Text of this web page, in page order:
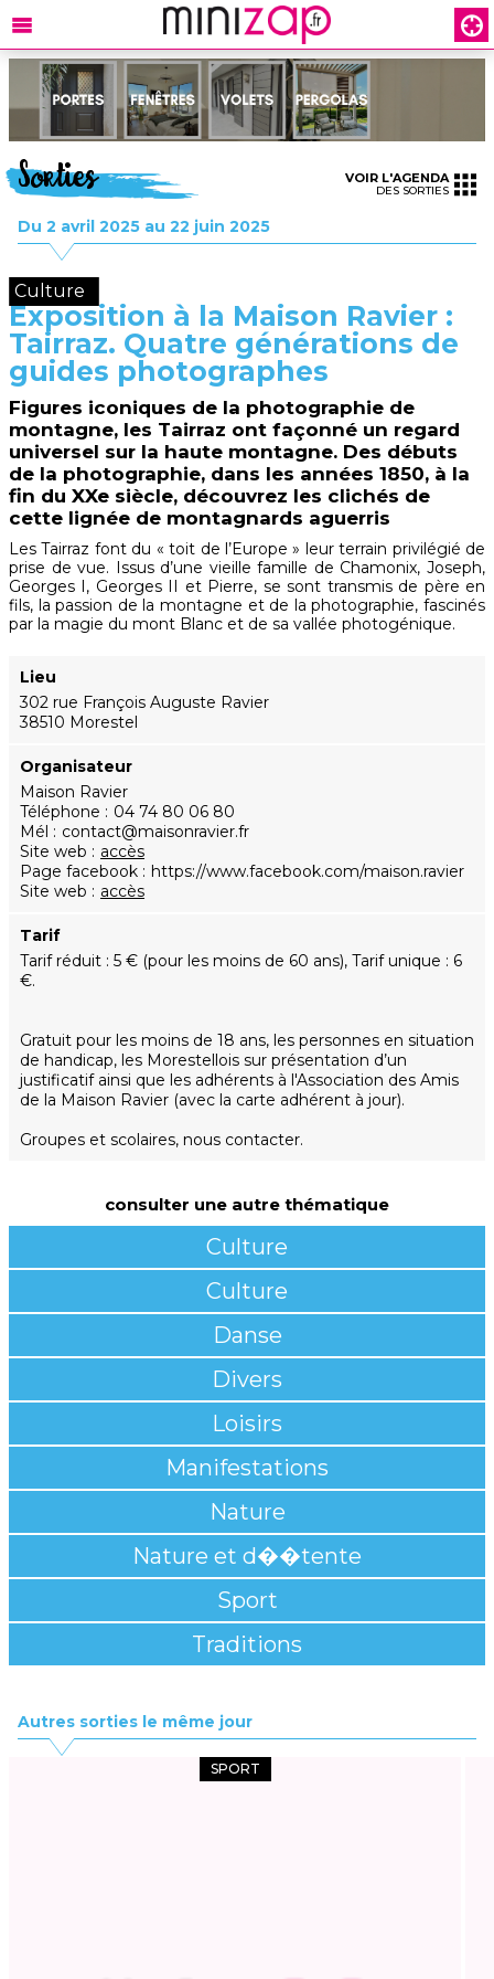
Sorties
Du 2 avril 2025 au 22 juin 2025
VOIR L'AGENDA
DES SORTIES
Culture
Exposition à la Maison Ravier :
Tairraz. Quatre générations de
guides photographes
Figures iconiques de la photographie de
montagne, les Tairraz ont façonné un regard
universel sur la haute montagne. Des débuts
de la photographie, dans les années 1850, à la
fin du XXe siècle, découvrez les clichés de
cette lignée de montagnards aguerris
Les Tairraz font du « toit de l’Europe » leur terrain privilégié de
prise de vue. Issus d’une vieille famille de Chamonix, Joseph,
Georges I, Georges II et Pierre, se sont transmis de père en
fils, la passion de la montagne et de la photographie, fascinés
par la magie du mont Blanc et de sa vallée photogénique.
Lieu
302 rue François Auguste Ravier
38510 Morestel
Organisateur
Maison Ravier
Téléphone
04 74 80 06 80
Mél
contact@maisonravier.fr
Site web
accès
Page facebook
https://www.facebook.com/maison.ravier
Site web
accès
Tarif
Tarif réduit : 5 € (pour les moins de 60 ans), Tarif unique : 6
€.
Gratuit pour les moins de 18 ans, les personnes en situation
de handicap, les Morestellois sur présentation d’un
justificatif ainsi que les adhérents à l'Association des Amis
de la Maison Ravier (avec la carte adhérent à jour).
Groupes et scolaires, nous contacter.
consulter une autre thématique
Culture
Culture
Danse
Divers
Loisirs
Manifestations
Nature
Nature et d��tente
Sport
Traditions
Autres sorties le même jour
SPORT